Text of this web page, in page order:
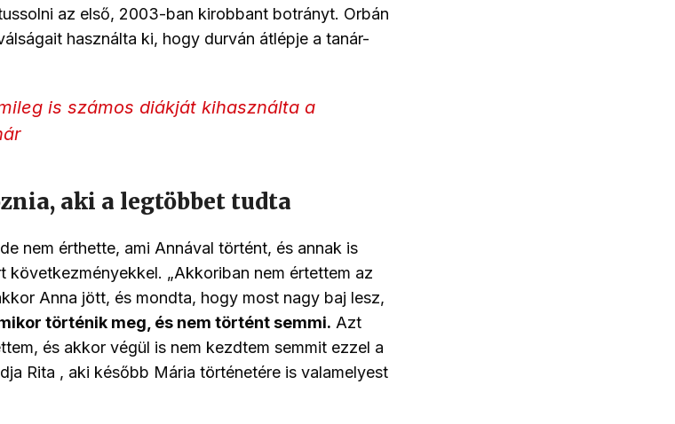
az első, 2003-ban kirobbant botrányt. Orbán
használta ki, hogy durván átlépje a tanár-
is számos diákját kihasználta a
aki a legtöbbet tudta
nem érthette, ami Annával történt, és annak is
következményekkel. „Akkoriban nem értettem az
Anna jött, és mondta, hogy most nagy baj lesz,
történik meg, és nem történt semmi. Azt
és akkor végül is nem kezdtem semmit ezzel a
Rita , aki később Mária történetére is valamelyest